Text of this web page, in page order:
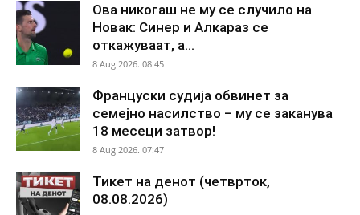
Ова никогаш не му се случило на
Новак: Синер и Алкараз се
откажуваат, а...
8 Aug 2026. 08:45
Француски судија обвинет за
семејно насилство – му се заканува
18 месеци затвор!
8 Aug 2026. 07:47
Тикет на денот (четврток,
08.08.2026)